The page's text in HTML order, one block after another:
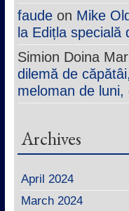
faudeon Mike
la Edițla specială
Simion Doina
dilemă de
meloman de luni,
Archives
April 2024
March 2024